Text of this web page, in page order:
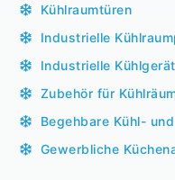
Kühlraumtüren
Industrielle
Industrielle
Zubehör für
Begehbare Kühl-
Gewerbliche